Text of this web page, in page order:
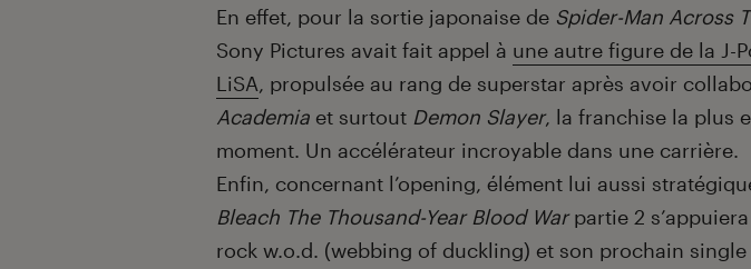
En effet, pour la sortie japonaise de Spider-Man Across
Sony Pictures avait fait appel à une autre figure de la J-
LiSA, propulsée au rang de superstar après avoir
Academia et surtout Demon Slayer, la franchise la plus
moment. Un accélérateur incroyable dans une carrière.
Enfin, concernant l’opening, élément lui aussi
Bleach The Thousand-Year Blood Warpartie 2
rock w.o.d. (webbing of duckling) et son prochain single